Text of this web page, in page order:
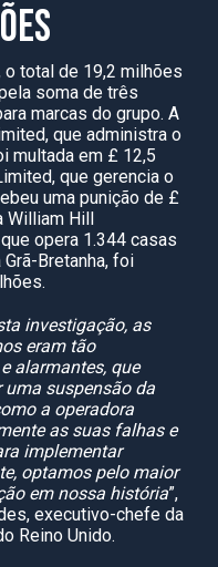
o total de 19,2 milhões
soma de três
marcas do grupo. A
que administra o
multada em £ 12,5
que gerencia o
uma punição de £
William Hill
opera 1.344 casas
Bretanha, foi
investigação, as
eram tão
alarmantes, que
suspensão da
a operadora
as suas falhas e
implementar
optamos pelo maior
em nossa história”,
executivo-chefe da
Reino Unido.